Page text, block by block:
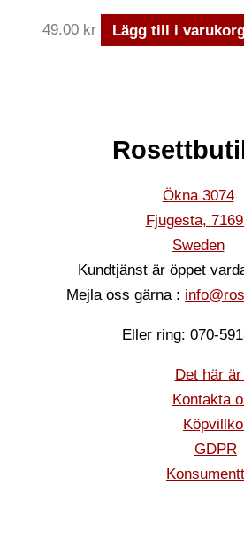
49.00 kr Lägg till i
Ökna 3074
Fjugesta,
Sweden
Kundtjänst är öppet
Mejla oss gärna :
Eller ring: 070-
Det här
Kontakta
GDPR